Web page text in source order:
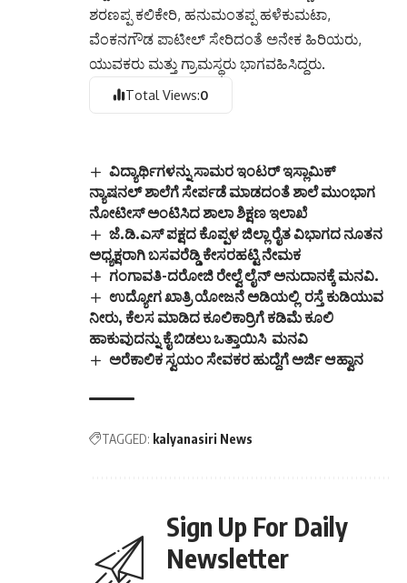
ಶರಣಪ್ಪ ಕಲಿಕೇರಿ, ಹನುಮಂತಪ್ಪ ಹಳೆಕುಮಟಾ,
ವೆಂಕನಗೌಡ ಪಾಟೀಲ್ ಸೇರಿದಂತೆ ಅನೇಕ ಹಿರಿಯರು,
ಯುವಕರು ಮತ್ತು ಗ್ರಾಮಸ್ಥರು ಭಾಗವಹಿಸಿದ್ದರು.
Total Views:0
ವಿದ್ಯಾರ್ಥಿಗಳನ್ನು ಸಾಮರ ಇಂಟರ್ ಇಸ್ಲಾಮಿಕ್
ನ್ಯಾಷನಲ್ ಶಾಲೆಗೆ ಸೇರ್ಪಡೆ ಮಾಡದಂತೆ ಶಾಲೆ ಮುಂಭಾಗ
ನೋಟೀಸ್ ಅಂಟಿಸಿದ ಶಾಲಾ ಶಿಕ್ಷಣ ಇಲಾಖೆ
ಜೆ.ಡಿ.ಎಸ್ ಪಕ್ಷದ ಕೊಪ್ಪಳ ಜಿಲ್ಲಾ ರೈತ ವಿಭಾಗದ ನೂತನ
ಅಧ್ಯಕ್ಷರಾಗಿ ಬಸವರೆಡ್ಡಿ ಕೇಸರಹಟ್ಟಿ ನೇಮಕ
ಗಂಗಾವತಿ-ದರೋಜಿ ರೇಲ್ವೆ ಲೈನ್ ಅನುದಾನಕ್ಕೆ ಮನವಿ.
ಉದ್ಯೋಗ ಖಾತ್ರಿ ಯೋಜನೆ ಅಡಿಯಲ್ಲಿ ರಸ್ತೆ ಕುಡಿಯುವ
ನೀರು, ಕೆಲಸ ಮಾಡಿದ ಕೂಲಿಕಾರ್ರಿಗೆ ಕಡಿಮೆ ಕೂಲಿ
ಹಾಕುವುದನ್ನು ಕೈ ಬಿಡಲು ಒತ್ತಾಯಿಸಿ ಮನವಿ
ಅರೆಕಾಲಿಕ ಸ್ವಯಂ ಸೇವಕರ ಹುದ್ದೆಗೆ ಅರ್ಜಿ ಆಹ್ವಾನ
TAGGED: kalyanasiri News
Sign Up For Daily
Newsletter